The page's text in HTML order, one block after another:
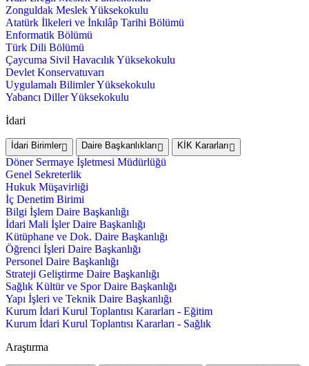
Zonguldak Meslek Yüksekokulu
Atatürk İlkeleri ve İnkılâp Tarihi Bölümü
Enformatik Bölümü
Türk Dili Bölümü
Çaycuma Sivil Havacılık Yüksekokulu
Devlet Konservatuvarı
Uygulamalı Bilimler Yüksekokulu
Yabancı Diller Yüksekokulu
İdari
İdari Birimler Daire Başkanlıkları KİK Kararları
Döner Sermaye İşletmesi Müdürlüğü
Genel Sekreterlik
Hukuk Müşavirliği
İç Denetim Birimi
Bilgi İşlem Daire Başkanlığı
İdari Mali İşler Daire Başkanlığı
Kütüphane ve Dok. Daire Başkanlığı
Öğrenci İşleri Daire Başkanlığı
Personel Daire Başkanlığı
Strateji Geliştirme Daire Başkanlığı
Sağlık Kültür ve Spor Daire Başkanlığı
Yapı İşleri ve Teknik Daire Başkanlığı
Kurum İdari Kurul Toplantısı Kararları - Eğitim
Kurum İdari Kurul Toplantısı Kararları - Sağlık
Araştırma